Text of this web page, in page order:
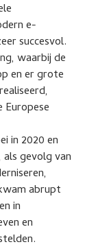
e-
succesvol.
waarbij de
en er grote
Europese
in 2020 en
gevolg van
abrupt
in
en